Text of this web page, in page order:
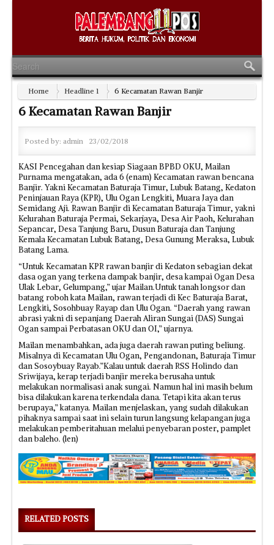
Home Headline 1 6 Kecamatan Rawan Banjir
6 Kecamatan Rawan Banjir
Posted by: admin 23/02/2018
KASI Pencegahan dan kesiap Siagaan BPBD OKU, Mailan
Purnama mengatakan, ada 6 (enam) Kecamatan rawan bencana
Banjir. Yakni Kecamatan Baturaja Timur, Lubuk Batang, Kedaton
Peninjauan Raya (KPR), Ulu Ogan Lengkiti, Muara Jaya dan
Semidang Aji. Rawan Banjir di Kecamatan Baturaja Timur, yakni
Kelurahan Baturaja Permai, Sekarjaya, Desa Air Paoh, Kelurahan
Sepancar, Desa Tanjung Baru, Dusun Baturaja dan Tanjung
Kemala Kecamatan Lubuk Batang, Desa Gunung Meraksa, Lubuk
Batang Lama.
“Untuk Kecamatan KPR rawan banjir di Kedaton sebagian dekat
dasa ogan yang terkena dampak banjir, desa kampai Ogan Desa
Ulak Lebar, Gelumpang,” ujar Mailan.Untuk tanah longsor dan
batang roboh kata Mailan, rawan terjadi di Kec Baturaja Barat,
Lengkiti, Sosohbuay Rayap dan Ulu Ogan. “Daerah yang rawan
abrasi yakni di sepanjang Daerah Aliran Sungai (DAS) Sungai
Ogan sampai Perbatasan OKU dan OI,” ujarnya.
Mailan menambahkan, ada juga daerah rawan puting beliung.
Misalnya di Kecamatan Ulu Ogan, Pengandonan, Baturaja Timur
dan Sosoybuay Rayab.”Kalau untuk daerah RSS Holindo dan
Sriwijaya, kerap terjadi banjir mereka berusaha untuk
melakukan normalisasi anak sungai. Namun hal ini masih belum
bisa dilakukan karena terkendala dana. Tetapi kita akan terus
berupaya,” katanya. Mailan menjelaskan, yang sudah dilakukan
pihaknya sampai saat ini selain turun langsung kelapangan juga
melakukan pemberitahuan melalui penyebaran poster, pamplet
dan baleho. (len)
RELATED POSTS